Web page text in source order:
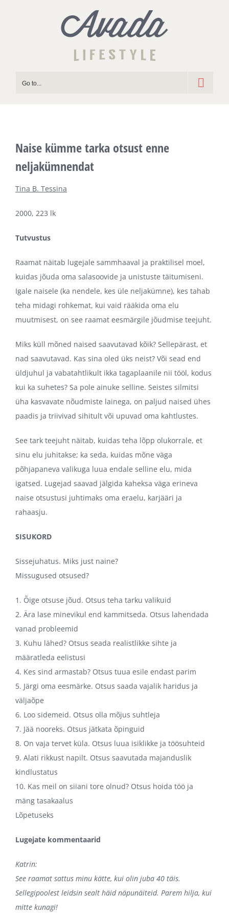
Go to...
Naise kümme tarka otsust enne
neljakümnendat
Tina B. Tessina
2000, 223 lk
Tutvustus
Raamat näitab lugejale sammhaaval ja praktilisel moel,
kuidas jõuda oma salasoovide ja unistuste täitumiseni.
Igale naisele (ka nendele, kes üle neljakümne), kes tahab
teha midagi rohkemat, kui vaid rääkida oma elu
muutmisest, on see raamat eesmärgile jõudmise teejuht.
Miks küll mõned naised saavutavad kõik? Sellepärast, et
nad saavutavad. Kas sina oled üks neist? Või sead end
üldjuhul ja vabatahtlikult ikka tagaplaanile nii tööl, kodus
kui ka suhetes? Sa pole ainuke selline. Seistes silmitsi
üha kasvavate nõudmiste lainega, on paljud naised ühes
paadis ja triivivad sihitult või upuvad oma kahtlustes.
See tark teejuht näitab, kuidas teha lõpp olukorrale, et
sinu elu juhitakse; ka seda, kuidas mõne väga
põhjapaneva valikuga luua endale selline elu, mida
igatsed. Lugejad saavad jälgida kaheksa väga erineva
naise otsustusi juhtimaks oma eraelu, karjääri ja
rahaasju.
SISUKORD
Sissejuhatus. Miks just naine?
Missugused otsused?
1. Õige otsuse jõud. Otsus teha tarku valikuid
2. Ära lase minevikul end kammitseda. Otsus lahendada
vanad probleemid
3. Kuhu lähed? Otsus seada realistlikke sihte ja
määratleda eelistusi
4. Kes sind armastab? Otsus tuua esile endast parim
5. Järgi oma eesmärke. Otsus saada vajalik haridus ja
väljaõpe
6. Loo sidemeid. Otsus olla mõjus suhtleja
7. Jää nooreks. Otsus jätkata õpinguid
8. On vaja tervet küla. Otsus luua isiklikke ja töösuhteid
9. Alati rikkust napilt. Otsus saavutada majanduslik
kindlustatus
10. Kas meil on siiani tore olnud? Otsus hoida töö ja
mäng tasakaalus
Lõpetuseks
Lugejate kommentaarid
Katrin:
See raamat sattus minu kätte, kui olin juba 40 täis.
Sellegipoolest leidsin sealt häid näpunäiteid. Parem hilja, kui
mitte kunagi!